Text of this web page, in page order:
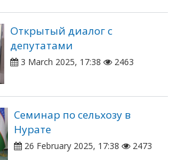
Открытый диалог с
депутатами
3 March 2025, 17:38 2463
Семинар по сельхозу в
Нурате
26 February 2025, 17:38 2473